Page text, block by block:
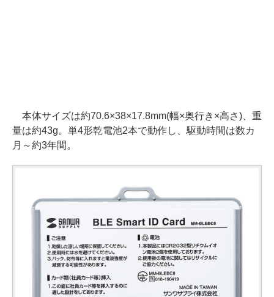
本体サイズは約70.6×38×17.8mm(幅×奥行き×高さ)、重
量は約43g。単4形乾電池2本で動作し、駆動時間は数カ
月～約3年間。